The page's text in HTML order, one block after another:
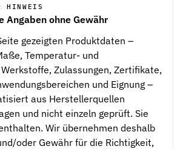
HINWEIS
Angaben ohne Gewähr
gezeigten Produktdaten –
Temperatur- und
Zulassungen, Zertifikate,
und Eignung –
aus Herstellerquellen
und nicht einzeln geprüft. Sie
Wir übernehmen deshalb
oder Gewähr für die Richtigkeit,